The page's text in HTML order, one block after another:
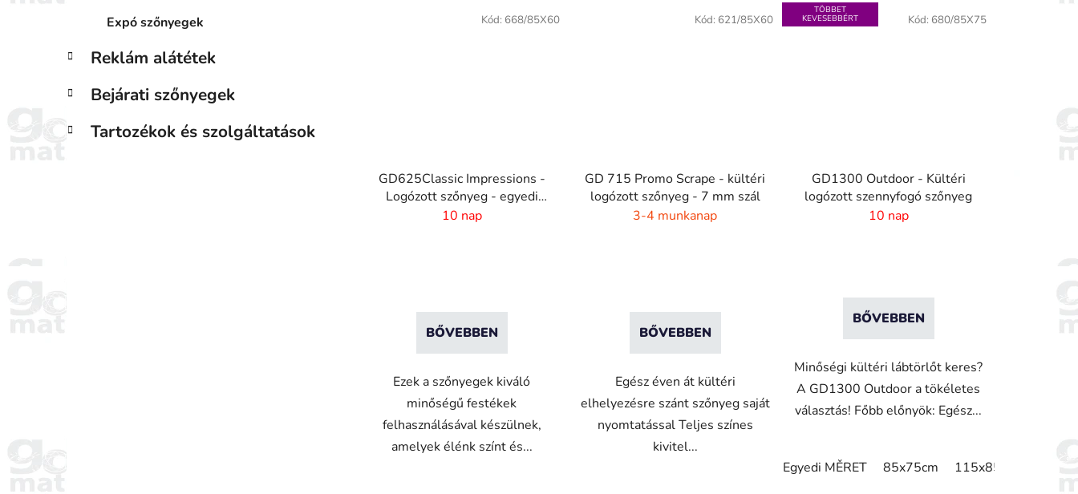
Expó szőnyegek
Reklám alátétek
Bejárati szőnyegek
Tartozékok és szolgáltatások
GD625Classic Impressions -
Logózott szőnyeg - egyedi
designál - 6 mm szál
10 nap
BŐVEBBEN
Ezek a szőnyegek kiváló
minőségű festékek
felhasználásával készülnek,
amelyek élénk színt és...
Kód: 668/85X60
GD 715 Promo Scrape - kültéri
logózott szőnyeg - 7 mm szál
3-4 munkanap
BŐVEBBEN
Egész éven át kültéri
elhelyezésre szánt szőnyeg saját
nyomtatással Teljes színes
kivitel...
Kód: 621/85X60
TÖBBET
KEVESEBBÉRT
GD1300 Outdoor - Kültéri
logózott szennyfogó szőnyeg
10 nap
BŐVEBBEN
Minőségi kültéri lábtörlőt keres?
A GD1300 Outdoor a tökéletes
választás! Főbb előnyök: Egész...
Egyedi MĚRET 85x75cm 115x85cm
Kód: 680/85X75